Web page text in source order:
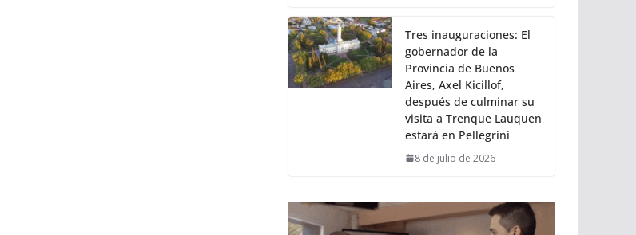
Tres inauguraciones: El
gobernador de la
Provincia de Buenos
Aires, Axel Kicillof,
después de culminar su
visita a Trenque Lauquen
estará en Pellegrini
8 de julio de 2026